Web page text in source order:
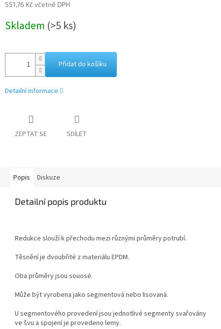
551,76 Kč včetně DPH
cena:
Skladem (>5 ks)
Přidat do košíku
Detailní informace
ZEPTAT SE SDÍLET
Popis Diskuze
Detailní popis produktu
Redukce slouží k přechodu mezi různými průměry potrubí.
Těsnění je dvoubřité z materiálu EPDM.
Oba průměry jsou souosé.
Může být vyrobena jako segmentová nebo lisovaná.
U segmentového provedení jsou jednotlivé segmenty svařovány
ve švu a spojení je provedeno lemy.